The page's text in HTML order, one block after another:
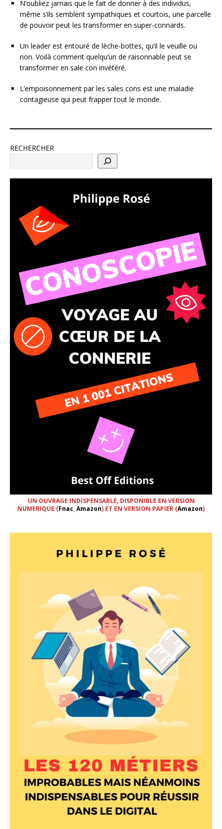
N’oubliez jamais que le fait de donner à des individus,
même s’ils semblent sympathiques et courtois, une parcelle
de pouvoir peut les transformer en super-connards.
Un leader est entouré de lèche-bottes, qu’il le veuille ou
non. Voilà comment quelqu’un de raisonnable peut se
transformer en sale con invétéré.
L’empoisonnement par les sales cons est une maladie
contagieuse qui peut frapper tout le monde.
RECHERCHER
UN OUVRAGE INDISPENSABLE, DISPONIBLE EN VERSION
NUMERIQUE (Fnac,Amazon) ET EN VERSION PAPIER (Amazon)